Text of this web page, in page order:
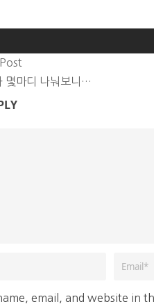
몇마디 나눠보니…
email, and website in